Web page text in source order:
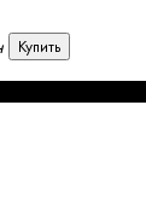
Купить